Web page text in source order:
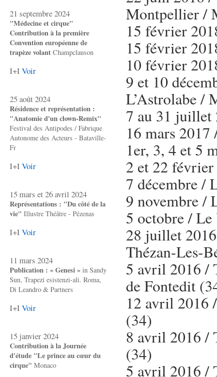
21 septembre 2024
"Médecine et cirque"
Contribution à la première
Convention européenne de
trapèze volant Champclauson
I+I Voir
25 août 2024
Résidence et représentation :
"Anatomie d'un clown-Remix"
Festival des Antipodes / Fabrique
Autonome des Acteurs - Bataville-
Fr
I+I Voir
15 mars et 26 avril 2024
Représentations : "Du côté de la
vie" Illustre Théâtre - Pézenas
I+I Voir
11 mars 2024
Publication : « Genesi » in Sandy
Sun, Trapezi esistenzi-ali. Roma,
Di Leandro & Partners
I+I Voir
15 janvier 2024
Contribution à la Journée
d'étude "Le prince au cœur du
cirque" Monaco
Montpellier /
15 février
15 février
10 février
9 et 10
L’Astrolabe /
7 au 31 juillet
16 mars
1er, 3, 4 et 5
2 et 22
7 décembre /
9 novembre /
5 octobre /
28 juillet
Thézan-Les-
5 avril 2016 /
de Fontedit
12 avril 2016
(34)
8 avril 2016 /
(34)
5 avril 2016 /